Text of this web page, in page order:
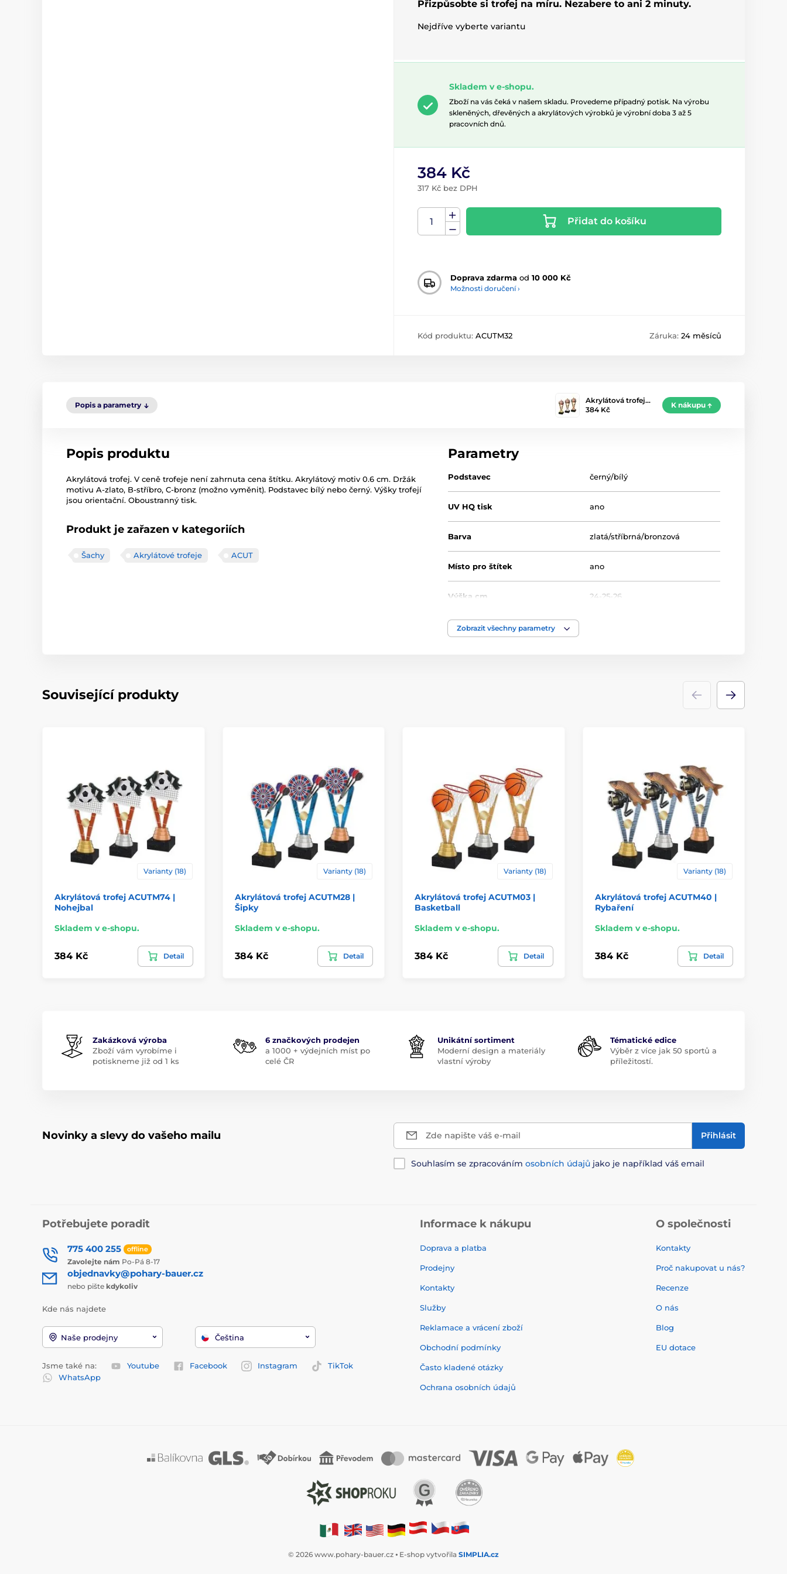
Přizpůsobte si trofej na míru. Nezabere to ani 2 minuty.
Nejdříve vyberte variantu
Skladem v e-shopu.
Zboží na vás čeká v našem skladu. Provedeme případný potisk. Na výrobu
skleněných, dřevěných a akrylátových výrobků je výrobní doba 3 až 5
pracovních dnů.
384 Kč
317 Kč bez DPH
Přidat do košíku
Doprava zdarma od 10 000 Kč
Možnosti doručení ›
Kód produktu: ACUTM32 Záruka: 24 měsíců
Popis a parametry
Akrylátová trofej…
384 Kč
K nákupu
Popis produktu
Akrylátová trofej. V ceně trofeje není zahrnuta cena štítku. Akrylátový motiv 0.6 cm. Držák
motivu A-zlato, B-stříbro, C-bronz (možno vyměnit). Podstavec bílý nebo černý. Výšky trofejí
jsou orientační. Oboustranný tisk.
Produkt je zařazen v kategoriích
Šachy Akrylátové trofeje ACUT
Parametry
Podstavec černý/bílý
UV HQ tisk ano
Barva zlatá/stříbrná/bronzová
Místo pro štítek ano
Výška cm 24-25-26
Motiv
Zobrazit všechny parametry
Související produkty
Varianty (18)
Akrylátová trofej ACUTM74 |
Nohejbal
Skladem v e-shopu.
384 Kč Detail
Varianty (18)
Akrylátová trofej ACUTM28 |
Šipky
Skladem v e-shopu.
384 Kč Detail
Varianty (18)
Akrylátová trofej ACUTM03 |
Basketball
Skladem v e-shopu.
384 Kč Detail
Varianty (18)
Akrylátová trofej ACUTM40 |
Rybaření
Skladem v e-shopu.
384 Kč Detail
Zakázková výroba
Zboží vám vyrobíme i
potiskneme již od 1 ks
6 značkových prodejen
a 1000 + výdejních míst po
celé ČR
Unikátní sortiment
Moderní design a materiály
vlastní výroby
Tématické edice
Výběr z více jak 50 sportů a
příležitostí.
Novinky a slevy do vašeho mailu Zde napište váš e-mail Přihlásit
Souhlasím se zpracováním osobních údajů jako je například váš email
Potřebujete poradit
775 400 255 offline
Zavolejte nám Po-Pá 8-17
objednavky@pohary-bauer.cz
nebo pište kdykoliv
Kde nás najdete
Naše prodejny Čeština
Jsme také na: Youtube Facebook Instagram
TikTok
WhatsApp
Informace k nákupu
Doprava a platba
Prodejny
Kontakty
Služby
Reklamace a vrácení zboží
Obchodní podmínky
Často kladené otázky
Ochrana osobních údajů
O společnosti
Kontakty
Proč nakupovat u nás?
Recenze
O nás
Blog
EU dotace
© 2026 www.pohary-bauer.cz ⦁ E-shop vytvořila SIMPLIA.cz